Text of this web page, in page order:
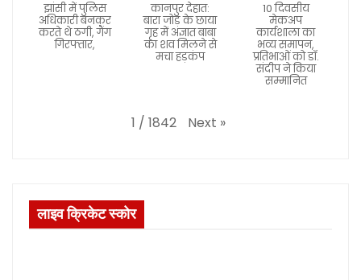
झांसी में पुलिस
अधिकारी बनकर
करते थे ठगी, गैंग
गिरफ्तार,
कानपुर देहात:
बारा जोड़ के छाया
गृह में अज्ञात बाबा
का शव मिलने से
मचा हड़कंप
10 दिवसीय
मेकअप
कार्यशाला का
भव्य समापन,
प्रतिभाओं को डॉ.
संदीप ने किया
सम्मानित
1 / 1842 Next »
लाइव क्रिकेट स्कोर